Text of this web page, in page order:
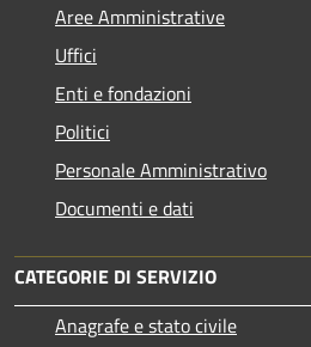
Aree Amministrative
Uffici
Enti e fondazioni
Politici
Personale Amministrativo
Documenti e dati
CATEGORIE DI SERVIZIO
Anagrafe e stato civile